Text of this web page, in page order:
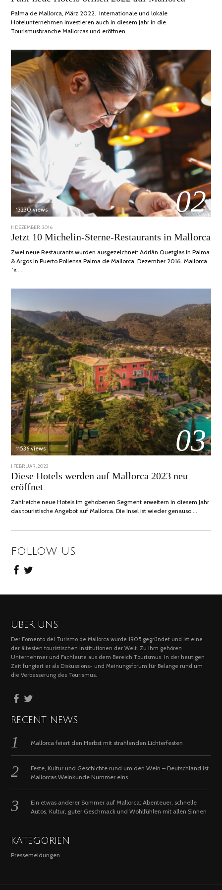
2022
Palma de Mallorca, März 2022. Internationale und lokale
Hotelunternehmen investieren auch in diesem Jahr in die
Tourismusbranche Mallorcas und eröffnen …
02
13230 views
POSTED
ON
11 DEZEMBER, 2016
JUNI,
2020
Jetzt 10 Michelin-Sterne-Restaurants in Mallorca
Zwei neue Restaurants wurden ausgezeichnet: Adrián Quetglas in Palma
& Argos in Puerto Pollensa Palma de Mallorca, Dezember 2016. Mallorca
´s …
03
11536 views
POSTED
ON
1 FEBRUAR, 2023
FEBRUAR,
2023
Diese Hotels werden auf Mallorca 2023 neu
eröffnet
Zahlreiche neue Hotels im gehobenen Segment erweitern in diesem Jahr
das touristische Angebot auf Mallorca. Die Insel ist wieder genauso …
FOLLOW US
ÜBER UNS
Der Fomento del Turismo de Mallorca wurde 1905 gegründet und ist eine
der ältesten touristischen Institutionen der Welt. Zu ihm gehören
Unternehmer und Fachleute aus dem Bereich Tourismus. In der heutigen
Zeit fungiert er als Diskussions- und Meinungsforum für Belange rund um
die Verbesserung des Tourismus.
RECENT NEWS
Mallorca feiert den Herbst mit strahlenden Lichterfesten
Feste, Kultur und Geschichte rund um den Wein – Deutschland ist
Mallorcas Weinkunde Nummer eins
Ein etwas anderer Sommer auf Mallorca: Abenteuer, schnelle
Autos, Kultur, guter Geschmack und Wohlfühlen mit allen Sinnen
KATEGORIEN
Pressemeldungen